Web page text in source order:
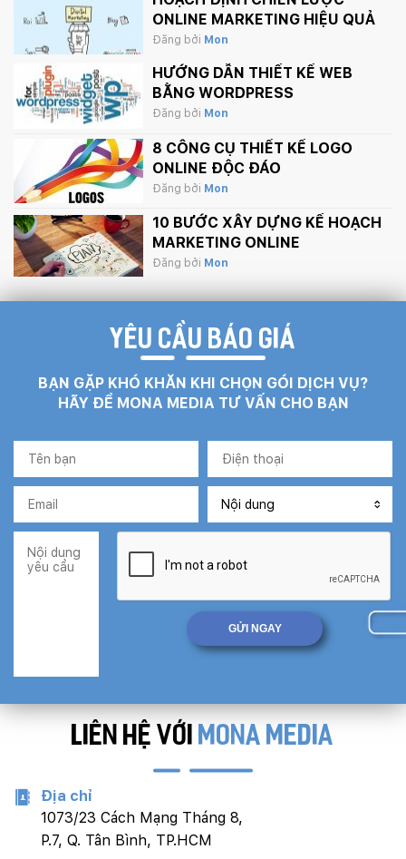
ONLINE MARKETING HIỆU QUẢ
Đăng bởi Mon
HƯỚNG DẪN THIẾT KẾ WEB
BẰNG WORDPRESS
Đăng bởi Mon
8 CÔNG CỤ THIẾT KẾ LOGO
ONLINE ĐỘC ĐÁO
Đăng bởi Mon
10 BƯỚC XÂY DỰNG KẾ HOẠCH
MARKETING ONLINE
Đăng bởi Mon
YÊU CẦU BÁO GIÁ
BẠN GẶP KHÓ KHĂN KHI CHỌN GÓI DỊCH VỤ?
HÃY ĐỂ MONA MEDIA TƯ VẤN CHO BẠN
LIÊN HỆ VỚI MONA MEDIA
Địa chỉ
1073/23 Cách Mạng Tháng 8,
P.7, Q. Tân Bình, TP.HCM